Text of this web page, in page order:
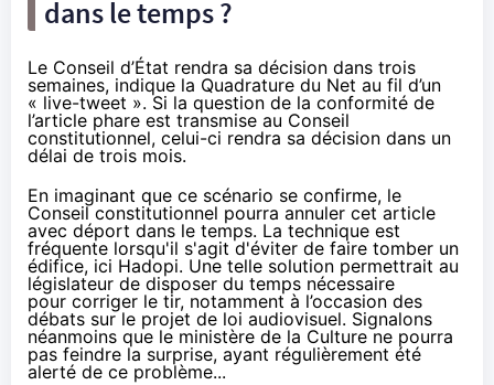
dans le temps ?
Le Conseil d’État rendra sa décision dans trois
semaines, indique la Quadrature du Net au fil d’un
« live-tweet ». Si la question de la conformité de
l’article phare est transmise au Conseil
constitutionnel, celui-ci rendra sa décision dans un
délai de trois mois.
En imaginant que ce scénario se confirme, le
Conseil constitutionnel pourra annuler cet article
avec déport dans le temps. La technique est
fréquente lorsqu'il s'agit d'éviter de faire tomber un
édifice, ici Hadopi. Une telle solution permettrait au
législateur de disposer du temps nécessaire
pour corriger le tir, notamment à l’occasion des
débats sur le projet de loi audiovisuel. Signalons
néanmoins que le ministère de la Culture ne pourra
pas feindre la surprise, ayant régulièrement été
alerté de ce problème...